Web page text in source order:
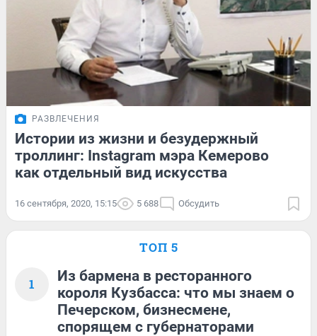
РАЗВЛЕЧЕНИЯ
Истории из жизни и безудержный
троллинг: Instagram мэра Кемерово
как отдельный вид искусства
16 сентября, 2020, 15:15 5 688 Обсудить
ТОП 5
1
Из бармена в ресторанного
короля Кузбасса: что мы знаем о
Печерском, бизнесмене,
спорящем с губернаторами